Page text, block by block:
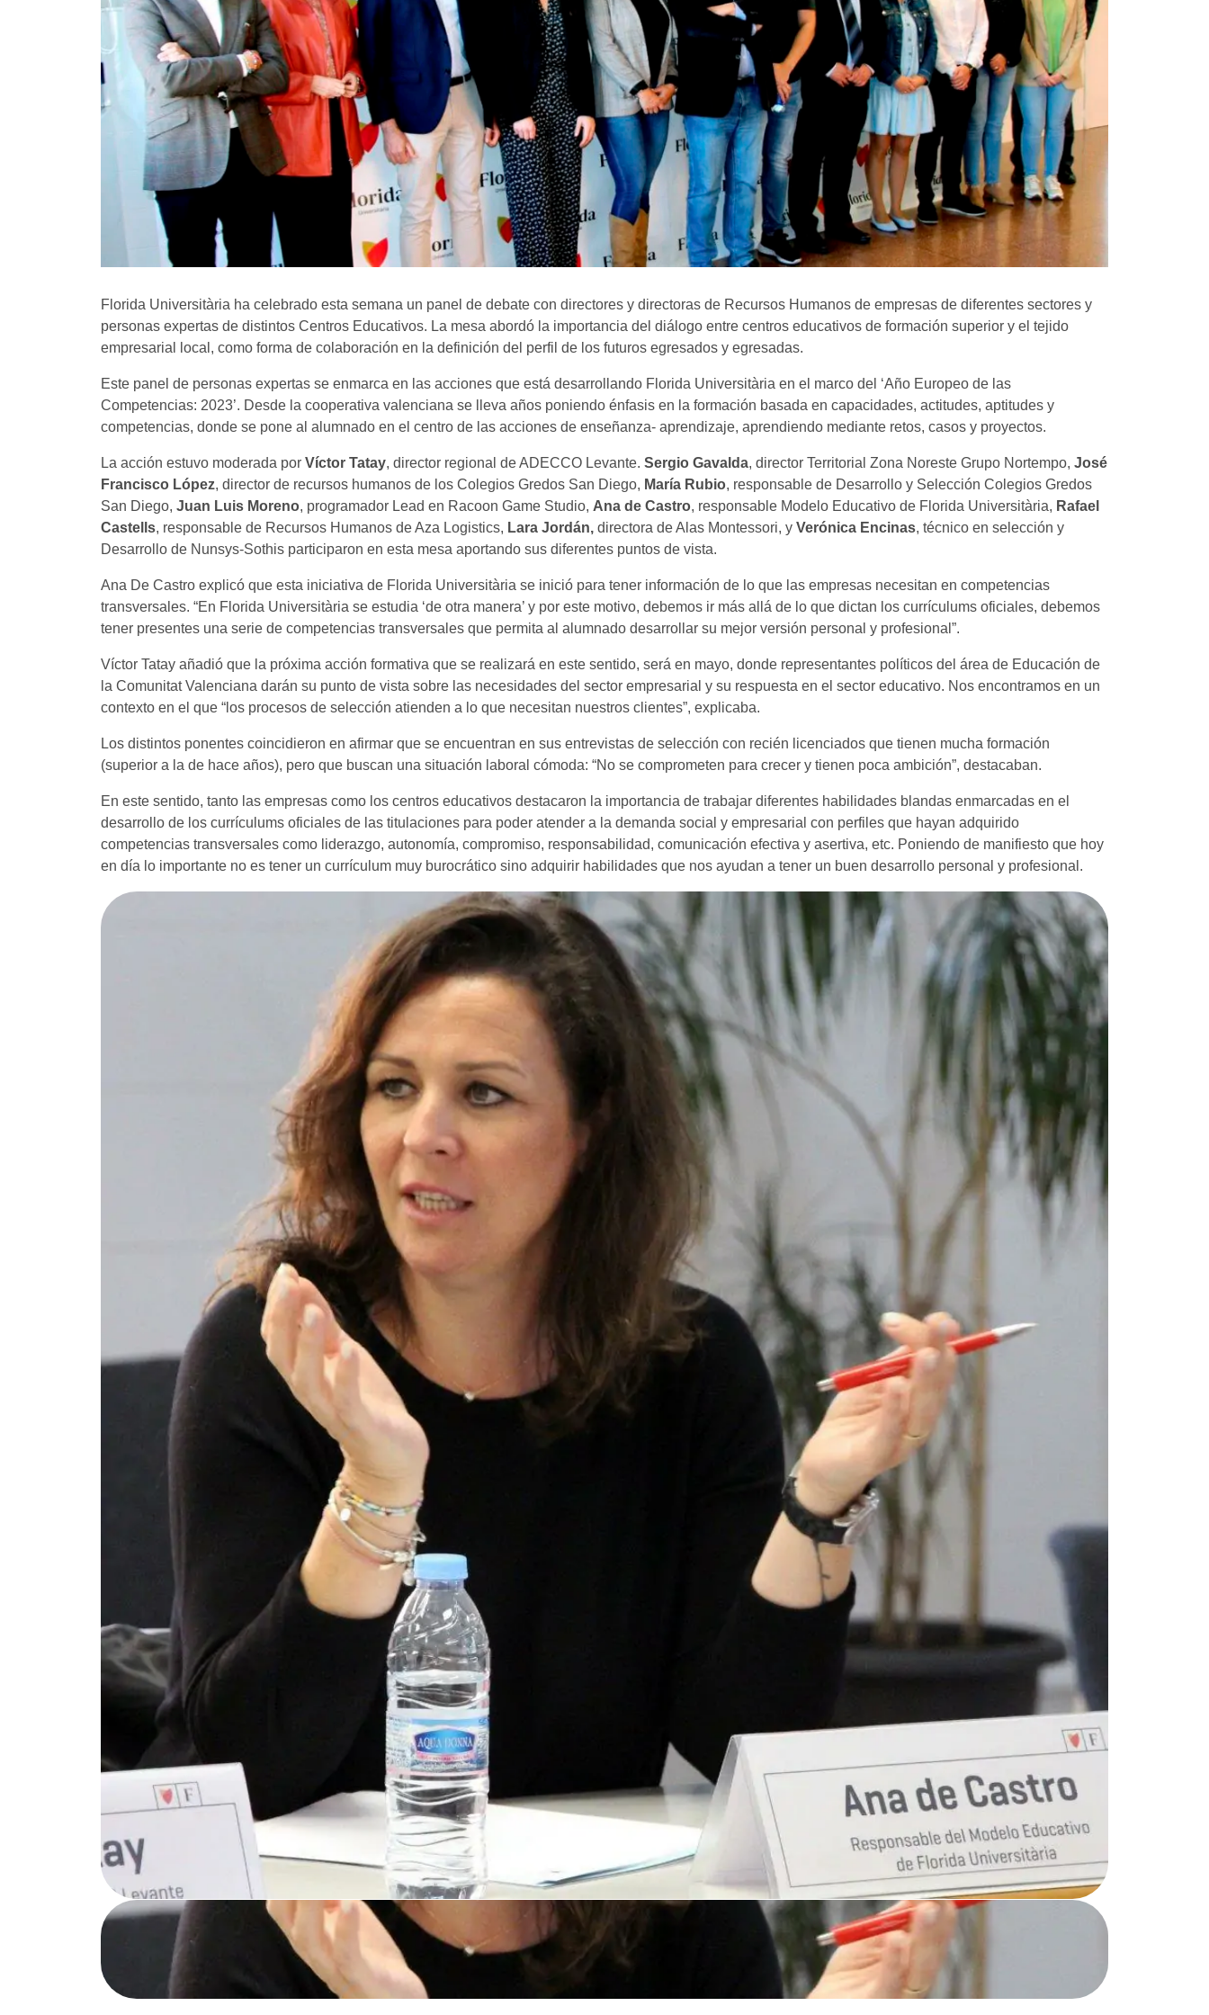
Florida Universitària ha celebrado esta semana un panel de debate con directores y directoras de Recursos Humanos de empresas de diferentes sectores y
personas expertas de distintos Centros Educativos. La mesa abordó la importancia del diálogo entre centros educativos de formación superior y el tejido
empresarial local, como forma de colaboración en la definición del perfil de los futuros egresados y egresadas.
Este panel de personas expertas se enmarca en las acciones que está desarrollando Florida Universitària en el marco del ‘Año Europeo de las
Competencias: 2023’. Desde la cooperativa valenciana se lleva años poniendo énfasis en la formación basada en capacidades, actitudes, aptitudes y
competencias, donde se pone al alumnado en el centro de las acciones de enseñanza- aprendizaje, aprendiendo mediante retos, casos y proyectos.
La acción estuvo moderada por Víctor Tatay, director regional de ADECCO Levante. Sergio Gavalda, director Territorial Zona Noreste Grupo Nortempo, José
Francisco López, director de recursos humanos de los Colegios Gredos San Diego, María Rubio, responsable de Desarrollo y Selección Colegios Gredos
San Diego, Juan Luis Moreno, programador Lead en Racoon Game Studio, Ana de Castro, responsable Modelo Educativo de Florida Universitària, Rafael
Castells, responsable de Recursos Humanos de Aza Logistics, Lara Jordán, directora de Alas Montessori, y Verónica Encinas, técnico en selección y
Desarrollo de Nunsys-Sothis participaron en esta mesa aportando sus diferentes puntos de vista.
Ana De Castro explicó que esta iniciativa de Florida Universitària se inició para tener información de lo que las empresas necesitan en competencias
transversales. “En Florida Universitària se estudia ‘de otra manera’ y por este motivo, debemos ir más allá de lo que dictan los currículums oficiales, debemos
tener presentes una serie de competencias transversales que permita al alumnado desarrollar su mejor versión personal y profesional”.
Víctor Tatay añadió que la próxima acción formativa que se realizará en este sentido, será en mayo, donde representantes políticos del área de Educación de
la Comunitat Valenciana darán su punto de vista sobre las necesidades del sector empresarial y su respuesta en el sector educativo. Nos encontramos en un
contexto en el que “los procesos de selección atienden a lo que necesitan nuestros clientes”, explicaba.
Los distintos ponentes coincidieron en afirmar que se encuentran en sus entrevistas de selección con recién licenciados que tienen mucha formación
(superior a la de hace años), pero que buscan una situación laboral cómoda: “No se comprometen para crecer y tienen poca ambición”, destacaban.
En este sentido, tanto las empresas como los centros educativos destacaron la importancia de trabajar diferentes habilidades blandas enmarcadas en el
desarrollo de los currículums oficiales de las titulaciones para poder atender a la demanda social y empresarial con perfiles que hayan adquirido
competencias transversales como liderazgo, autonomía, compromiso, responsabilidad, comunicación efectiva y asertiva, etc. Poniendo de manifiesto que hoy
en día lo importante no es tener un currículum muy burocrático sino adquirir habilidades que nos ayudan a tener un buen desarrollo personal y profesional.